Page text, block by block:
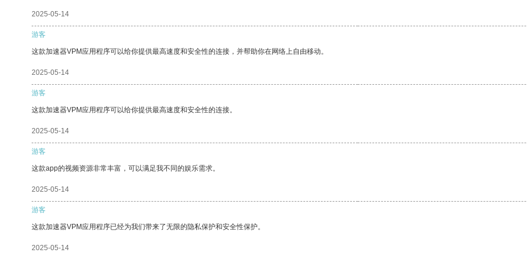
2025-05-14
游客
这款加速器VPM应用程序可以给你提供最高速度和安全性的连接，并帮助你在网络上自由移动。
2025-05-14
游客
这款加速器VPM应用程序可以给你提供最高速度和安全性的连接。
2025-05-14
游客
这款app的视频资源非常丰富，可以满足我不同的娱乐需求。
2025-05-14
游客
这款加速器VPM应用程序已经为我们带来了无限的隐私保护和安全性保护。
2025-05-14